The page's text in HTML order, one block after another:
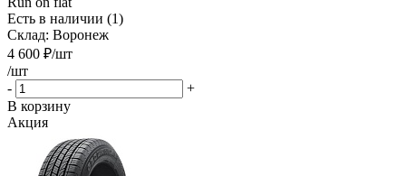
Есть в наличии (1)
Склад: Воронеж
4 600 ₽/шт
/шт
-
+
В корзину
Акция